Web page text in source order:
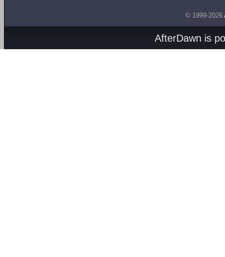
© 1999-2026
AfterDawn is